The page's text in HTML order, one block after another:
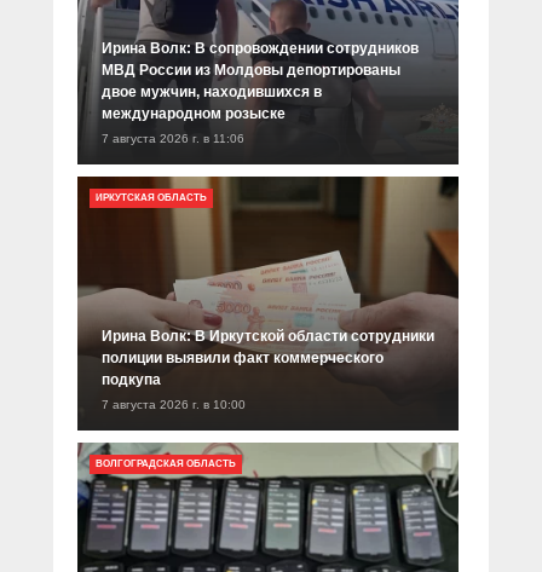
Ирина Волк: В сопровождении сотрудников
МВД России из Молдовы депортированы
двое мужчин, находившихся в
международном розыске
7 августа 2026 г. в 11:06
ИРКУТСКАЯ ОБЛАСТЬ
Ирина Волк: В Иркутской области сотрудники
полиции выявили факт коммерческого
подкупа
7 августа 2026 г. в 10:00
ВОЛГОГРАДСКАЯ ОБЛАСТЬ